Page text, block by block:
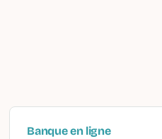
Banque en ligne